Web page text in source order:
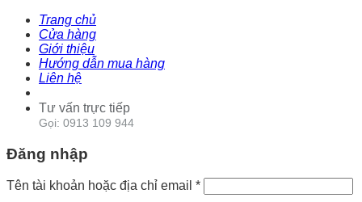
Trang chủ
Cửa hàng
Giới thiệu
Hướng dẫn mua hàng
Liên hệ
Tư vấn trực tiếp
Gọi: 0913 109 944
Đăng nhập
Tên tài khoản hoặc địa chỉ email *